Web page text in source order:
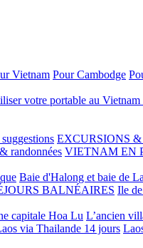
Vietnam Pour Cambodge
votre portable au Vietnam
EXCURSIONS
randonnées VIETNAM EN
Baie d'Halong et baie de
BALNÉAIRES Ile
capitale Hoa Lu L’ancien
via Thailande 14 jours